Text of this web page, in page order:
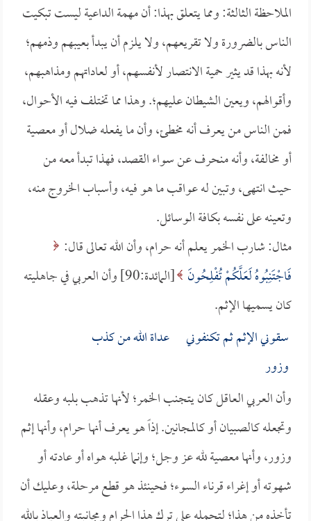
الملاحظة الثالثة: ومما يتعلق بهذا: أن مهمة الداعية ليست تبكيت
الناس بالضرورة ولا تقريعهم، ولا يلزم أن يبدأ بعيبهم وذمهم؛
لأنه بهذا قد يثير حمية الانتصار لأنفسهم، أو لعاداتهم ومذاهبهم،
وأقوالهم، ويعين الشيطان عليهم؛. وهذا مما تختلف فيه الأحوال،
فمن الناس من يعرف أنه مخطئ، وأن ما يفعله ضلال أو معصية
أو مخالفة، وأنه منحرف عن سواء القصد، فهذا تبدأ معه من
حيث انتهى، وتبين له عواقب ما هو فيه، وأسباب الخروج منه،
وتعينه على نفسه بكافة الوسائل.
مثال: شارب الخمر يعلم أنه حرام، وأن الله تعالى قال:
فَاجْتَنِبُوهُ لَعَلَّكُمْ تُفْلِحُونَ
[المائدة:90] وأن العربي في جاهليته
كان يسميها الإثم.
سقوني الإثم ثم تكنفوني عداة الله من كذب
وزور
وأن العربي العاقل كان يتجنب الخمر؛ لأنها تذهب بلبه وعقله
وتجعله كالصبيان أو كالمجانين. إذاً هو يعرف أنها حرام، وأنها إثم
وزور، وأنها معصية لله عز وجل؛ وإنما غلبه هواه أو عادته أو
شهوته أو إغراء قرناء السوء؛ فحينئذ هو قطع مرحلة، وعليك أن